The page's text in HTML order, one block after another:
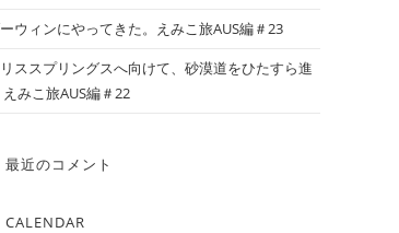
ウィンにやってきた。えみこ旅AUS編＃23
ススプリングスへ向けて、砂漠道をひたすら進
えみこ旅AUS編＃22
最近のコメント
CALENDAR